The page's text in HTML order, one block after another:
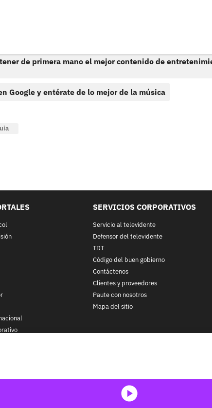
de primera mano el mejor contenido de
Google y entérate de lo mejor de la música
SERVICIOS CORPORATIVOS
Servicio al televidente
Defensor del televidente
TDT
Código del buen gobierno
Contáctenos
Clientes y proveedores
Paute con nosotros
Mapa del sitio
Prohibida su reproducción total o parcial, así como su
in whole or in part, or translation without written permission